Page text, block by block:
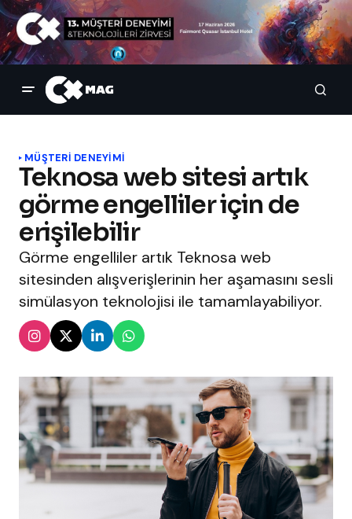
MÜŞTERI DENEYIMI
Teknosa web sitesi artık
görme engelliler için de
erişilebilir
Görme engelliler artık Teknosa web
sitesinden alışverişlerinin her aşamasını sesli
simülasyon teknolojisi ile tamamlayabiliyor.